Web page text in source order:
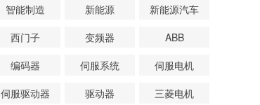
智能制造
新能源
新能源汽车
西门子
变频器
ABB
编码器
伺服系统
伺服电机
伺服驱动器
驱动器
三菱电机